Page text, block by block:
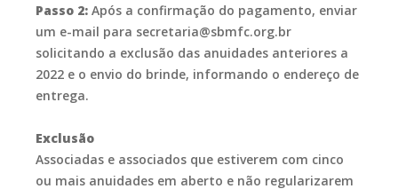
Passo 2: Após a confirmação do pagamento, enviar
um e-mail para secretaria@sbmfc.org.br
solicitando a exclusão das anuidades anteriores a
2022 e o envio do brinde, informando o endereço de
entrega.
Exclusão
Associadas e associados que estiverem com cinco
ou mais anuidades em aberto e não regularizarem